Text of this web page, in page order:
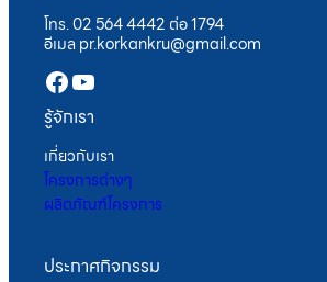
โทร. 02 564 4442 ต่อ 1794
อีเมล pr.korkankru@gmail.com
Facebook
YouTube
รู้จักเรา
เกี่ยวกับเรา
โครงการต่างๆ
ผลิตภัณฑ์โครงการ
ประกาศกิจกรรม